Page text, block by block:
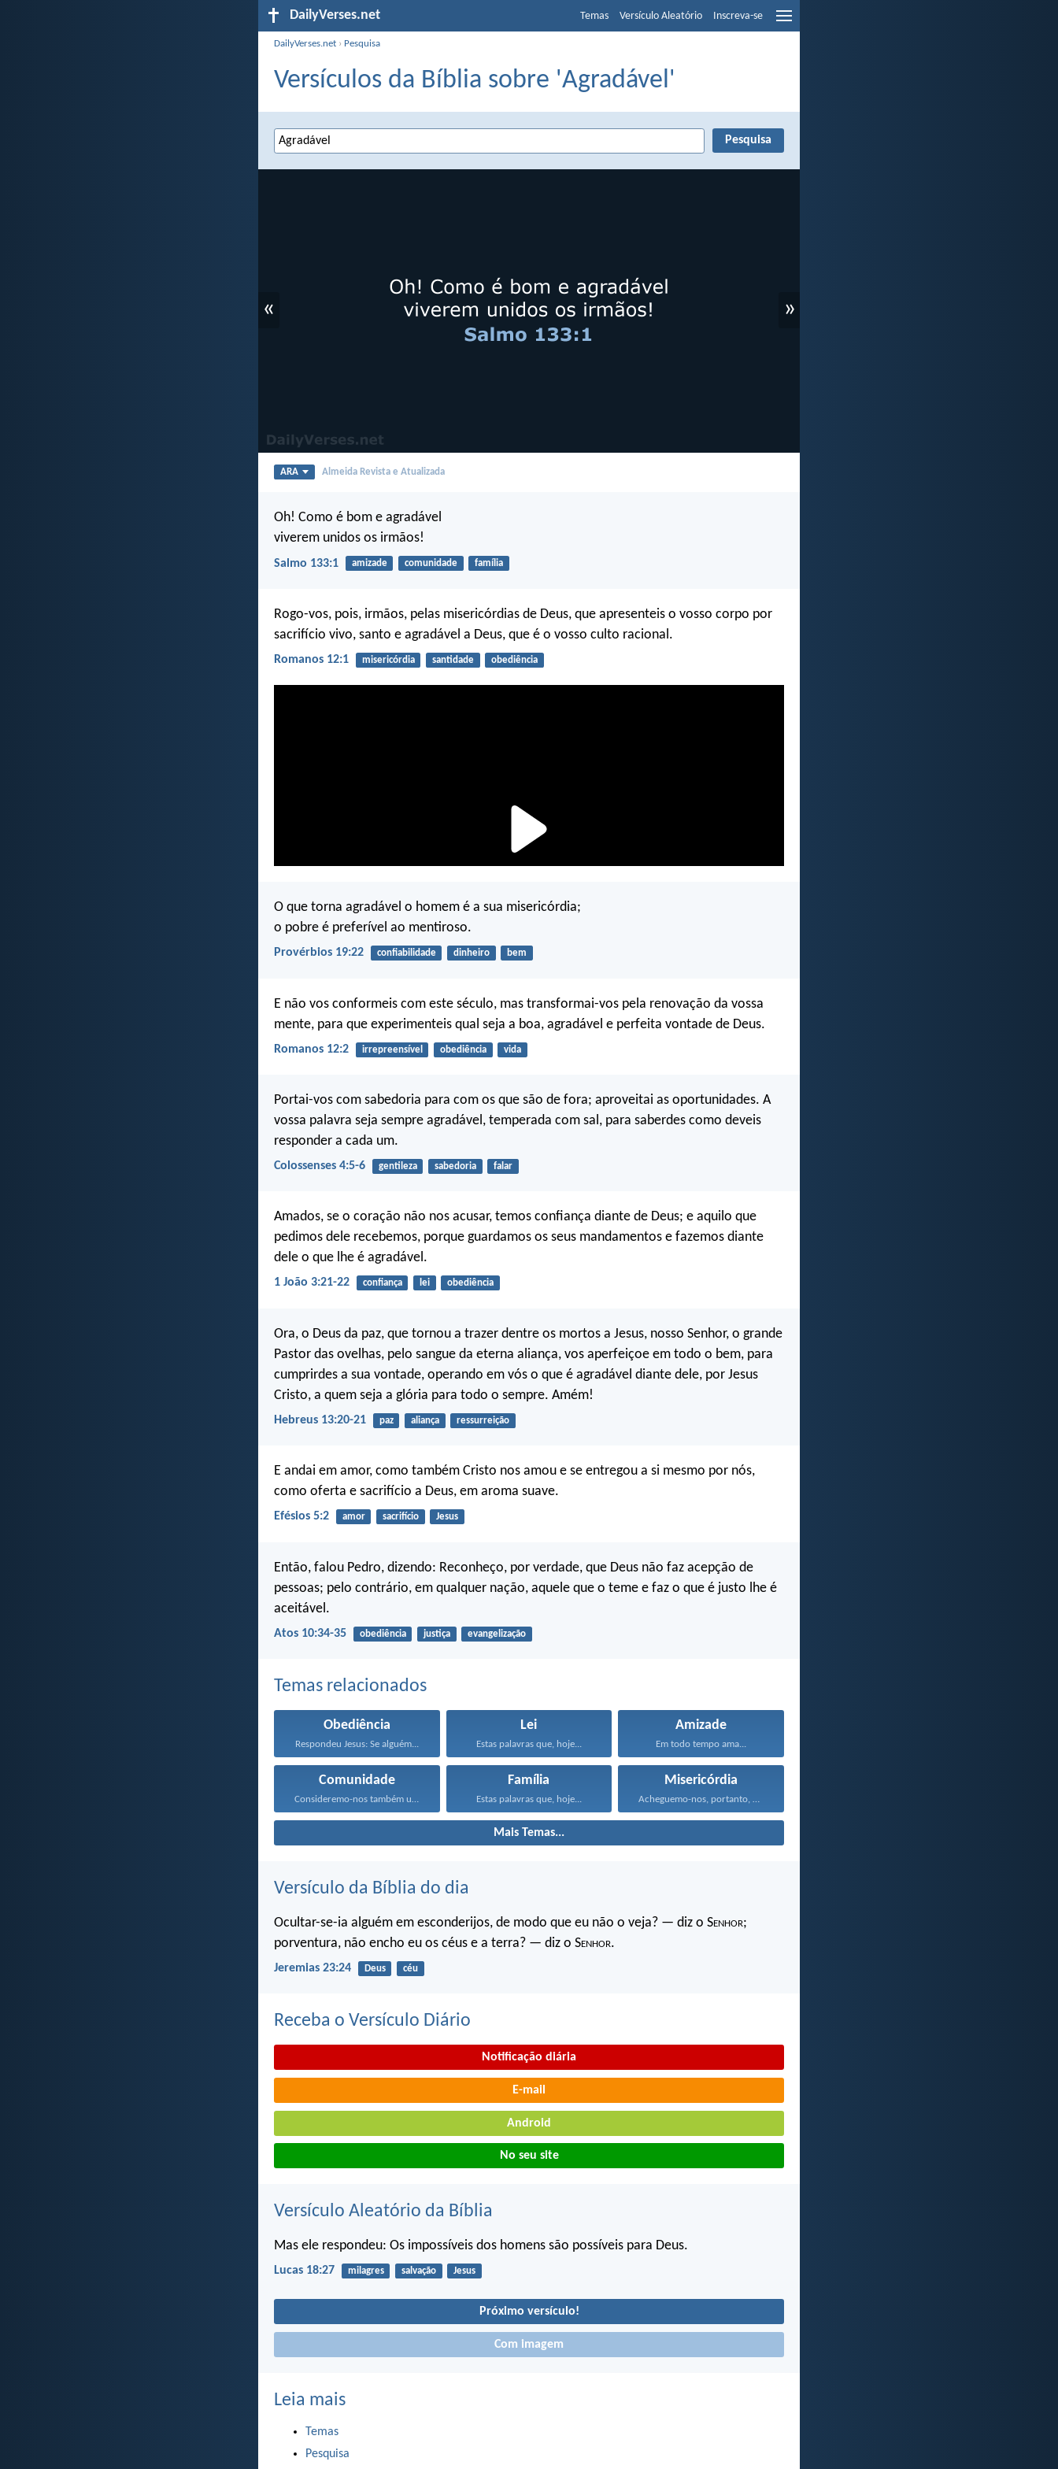
DailyVerses.net Temas Versículo Aleatório Inscreva-se
DailyVerses.net › Pesquisa
Versículos da Bíblia sobre 'Agradável'
« »
ARA Almeida Revista e Atualizada
Oh! Como é bom e agradável
viverem unidos os irmãos!
Salmo 133:1 amizade comunidade família
Rogo-vos, pois, irmãos, pelas misericórdias de Deus, que apresenteis o vosso corpo por
sacrifício vivo, santo e agradável a Deus, que é o vosso culto racional.
Romanos 12:1 misericórdia santidade obediência
O que torna agradável o homem é a sua misericórdia;
o pobre é preferível ao mentiroso.
Provérbios 19:22 confiabilidade dinheiro bem
E não vos conformeis com este século, mas transformai-vos pela renovação da vossa
mente, para que experimenteis qual seja a boa, agradável e perfeita vontade de Deus.
Romanos 12:2 irrepreensível obediência vida
Portai-vos com sabedoria para com os que são de fora; aproveitai as oportunidades. A
vossa palavra seja sempre agradável, temperada com sal, para saberdes como deveis
responder a cada um.
Colossenses 4:5-6 gentileza sabedoria falar
Amados, se o coração não nos acusar, temos confiança diante de Deus; e aquilo que
pedimos dele recebemos, porque guardamos os seus mandamentos e fazemos diante
dele o que lhe é agradável.
1 João 3:21-22 confiança lei obediência
Ora, o Deus da paz, que tornou a trazer dentre os mortos a Jesus, nosso Senhor, o grande
Pastor das ovelhas, pelo sangue da eterna aliança, vos aperfeiçoe em todo o bem, para
cumprirdes a sua vontade, operando em vós o que é agradável diante dele, por Jesus
Cristo, a quem seja a glória para todo o sempre. Amém!
Hebreus 13:20-21 paz aliança ressurreição
E andai em amor, como também Cristo nos amou e se entregou a si mesmo por nós,
como oferta e sacrifício a Deus, em aroma suave.
Efésios 5:2 amor sacrifício Jesus
Então, falou Pedro, dizendo: Reconheço, por verdade, que Deus não faz acepção de
pessoas; pelo contrário, em qualquer nação, aquele que o teme e faz o que é justo lhe é
aceitável.
Atos 10:34-35 obediência justiça evangelização
Temas relacionados
Obediência
Respondeu Jesus: Se alguém...
Lei
Estas palavras que, hoje...
Amizade
Em todo tempo ama...
Comunidade
Consideremo-nos também uns aos...
Família
Estas palavras que, hoje...
Misericórdia
Acheguemo-nos, portanto, confiadamente, junto...
Mais Temas...
Versículo da Bíblia do dia
Ocultar-se-ia alguém em esconderijos, de modo que eu não o veja? — diz o Senhor;
porventura, não encho eu os céus e a terra? — diz o Senhor.
Jeremias 23:24 Deus céu
Receba o Versículo Diário
Notificação diária
E-mail
Android
No seu site
Versículo Aleatório da Bíblia
Mas ele respondeu: Os impossíveis dos homens são possíveis para Deus.
Lucas 18:27 milagres salvação Jesus
Próximo versículo!
Com imagem
Leia mais
Temas
Pesquisa